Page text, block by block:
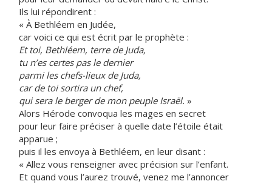
Ils lui répondirent :
« À Bethléem en Judée,
car voici ce qui est écrit par le prophète :
Et toi, Bethléem, terre de Juda,
tu n’es certes pas le dernier
parmi les chefs-lieux de Juda,
car de toi sortira un chef,
qui sera le berger de mon peuple Israël. »
Alors Hérode convoqua les mages en secret
pour leur faire préciser à quelle date l’étoile était
apparue ;
puis il les envoya à Bethléem, en leur disant :
« Allez vous renseigner avec précision sur l’enfant.
Et quand vous l’aurez trouvé, venez me l’annoncer